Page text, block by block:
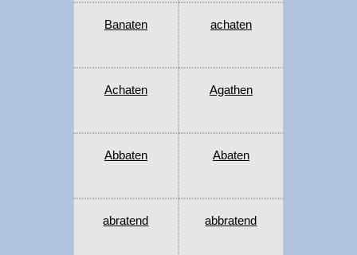
Banaten achaten
Achaten Agathen
Abbaten Abaten
abratend abbratend